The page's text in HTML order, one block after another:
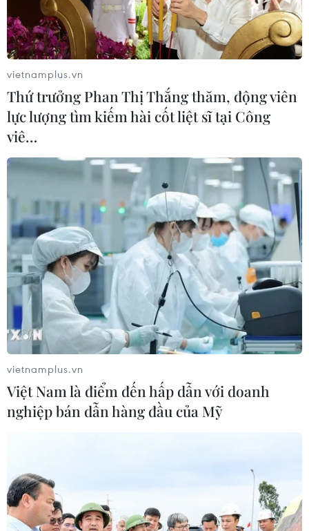
vietnamplus.vn
Thứ trưởng Phan Thị Thắng thăm, động viên
lực lượng tìm kiếm hài cốt liệt sĩ tại Công
viê…
vietnamplus.vn
Việt Nam là điểm đến hấp dẫn với doanh
nghiệp bán dẫn hàng đầu của Mỹ